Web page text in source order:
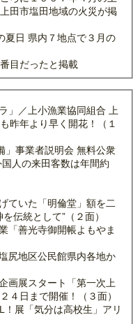
田市塩田地域の火災が掲
夏日 県内７地点で３月の
目だったと掲載
」／上小漁業協同組合 上
昨年より早く開花！（１
」事業者説明会 無料公衆
人の来田客数は年間約
ていた「明倫堂」額を二
伝統として”（２面）
「善光寺御開帳よもやま
尻地区公民館県内各地か
画展スタート「第一次上
４日まで開催！（３面）
展「気分は高校生」アリ